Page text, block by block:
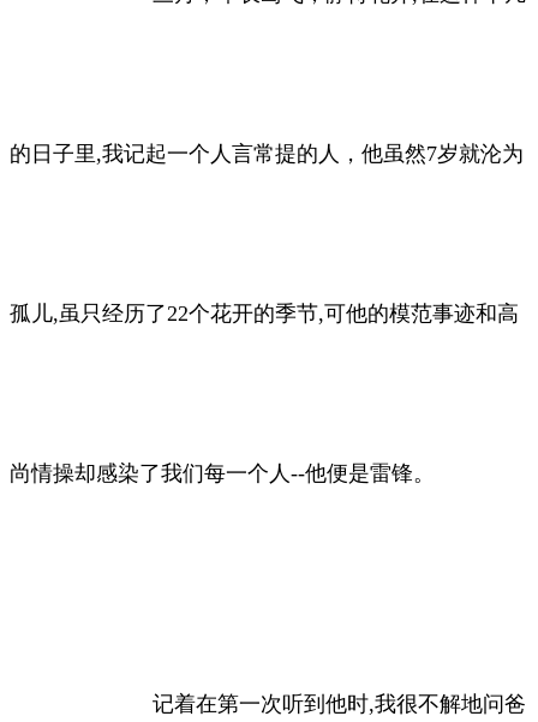
的日子里,我记起一个人言常提的人，他虽然7岁就沦为
孤儿,虽只经历了22个花开的季节,可他的模范事迹和高
尚情操却感染了我们每一个人--他便是雷锋。
记着在第一次听到他时,我很不解地问爸